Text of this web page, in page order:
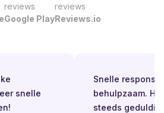
reviews
Google Play
reviews
Reviews.io
snelle
Snelle respons.
behulpzaam.
steeds geduldig.